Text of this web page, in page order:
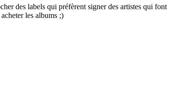
des labels qui préfèrent signer des artistes qui font
les albums ;)